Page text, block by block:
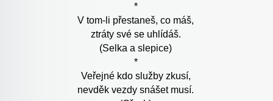
*
V tom-li přestaneš, co máš,
ztráty své se uhlídáš.
(Selka a slepice)
*
Veřejné kdo služby zkusí,
nevděk vezdy snášet musí.